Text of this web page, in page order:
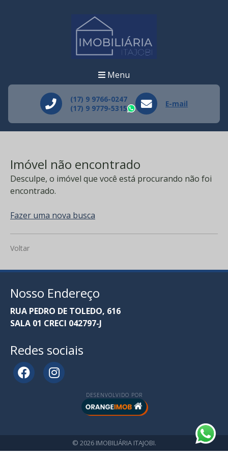
Menu
(17) 9 9766-0247
(17) 9 9779-5315
WhatsApp
E-mail
Imóvel não encontrado
Desculpe, o imóvel que você está procurando não foi
encontrado.
Fazer uma nova busca
Voltar
Nosso Endereço
RUA PEDRO DE TOLEDO, 616
SALA 01 CRECI 042797-J
Redes sociais
DESENVOLVIDO POR
© 2026 IMOBILIÁRIA ITAJOBI.